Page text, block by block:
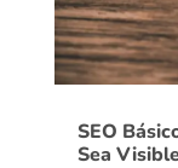
SEO
Sea